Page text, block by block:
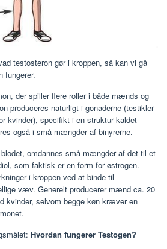
testosteron gør i kroppen, så kan vi gå
fungerer.
der spiller flere roller i både mænds og
produceres naturligt i gonaderne (testikler
kvinder), specifikt i en struktur kaldet
også i små mængder af binyrerne.
omdannes små mængder af det til et
som faktisk er en form for østrogen.
i kroppen ved at binde til
væv. Generelt producerer mænd ca. 20
kvinder, selvom begge køn kræver en
Hvordan fungerer Testogen?